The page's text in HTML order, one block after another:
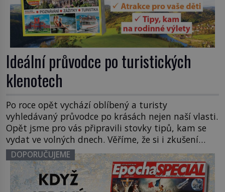
Ideální průvodce po turistických
klenotech
Po roce opět vychází oblíbený a turisty
vyhledávaný průvodce po krásách nejen naší vlasti.
Opět jsme pro vás připravili stovky tipů, kam se
vydat ve volných dnech. Věříme, že si i zkušení
turisté, kteří už navštívili ta nejznámější místa
naší země, vyberou. Vedle desítky let populárních
hradů a zámků se objevují nové, rekonstruované
historické objekty, […]
DOPORUČUJEME